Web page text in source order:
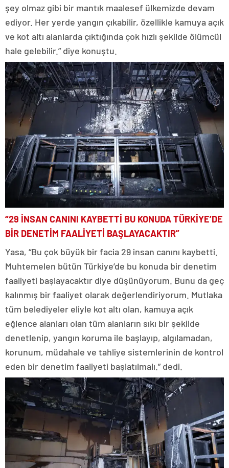
şey olmaz gibi bir mantık maalesef ülkemizde devam
ediyor. Her yerde yangın çıkabilir, özellikle kamuya açık
ve kot altı alanlarda çıktığında çok hızlı şekilde ölümcül
hale gelebilir.” diye konuştu.
“29 İNSAN CANINI KAYBETTİ BU KONUDA TÜRKİYE’DE
BİR DENETİM FAALİYETİ BAŞLAYACAKTIR”
Yasa, “Bu çok büyük bir facia 29 insan canını kaybetti.
Muhtemelen bütün Türkiye’de bu konuda bir denetim
faaliyeti başlayacaktır diye düşünüyorum. Bunu da geç
kalınmış bir faaliyet olarak değerlendiriyorum. Mutlaka
tüm belediyeler eliyle kot altı olan, kamuya açık
eğlence alanları olan tüm alanların sıkı bir şekilde
denetlenip, yangın koruma ile başlayıp, algılamadan,
korunum, müdahale ve tahliye sistemlerinin de kontrol
eden bir denetim faaliyeti başlatılmalı.” dedi.